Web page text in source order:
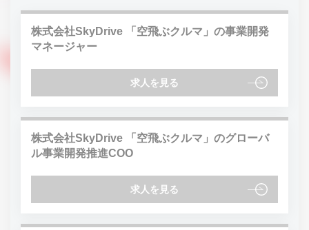
株式会社SkyDrive 「空飛ぶクルマ」の事業開発
マネージャー
求人を見る
株式会社SkyDrive 「空飛ぶクルマ」のグローバ
ル事業開発推進COO
求人を見る